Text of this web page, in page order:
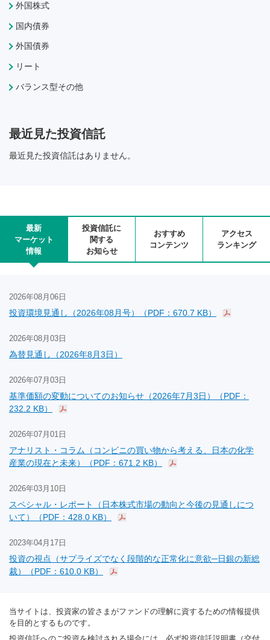
外国株式
国内債券
外国債券
リート
バランス型その他
最近見た投資信託
最近見た投資信託はありません。
最新
マーケット
情報
投資信託に
関する
お知らせ
おすすめ
コンテンツ
アクセス
ランキング
2026年08月06日
投資環境見通し（2026年08月号）（PDF：670.7 KB）
2026年08月03日
為替見通し（2026年8月3日）
2026年07月03日
基準価額の変動についてのお知らせ（2026年7月3日）（PDF：
232.2 KB）
2026年07月01日
アナリスト・コラム（コンビニの買い物から考える、日本の化学
産業の現在と未来）（PDF：671.2 KB）
2026年03月10日
スペシャル・レポート（日本株式市場の動向と今後の見通しにつ
いて）（PDF：428.0 KB）
2023年04月17日
投資の視点（サプライズでなく段階的な正常化に意欲─日銀の新総
裁）（PDF：610.0 KB）
当サイトは、投資家の皆さまがファンドの理解に資するための情報提供
を目的とするものです。